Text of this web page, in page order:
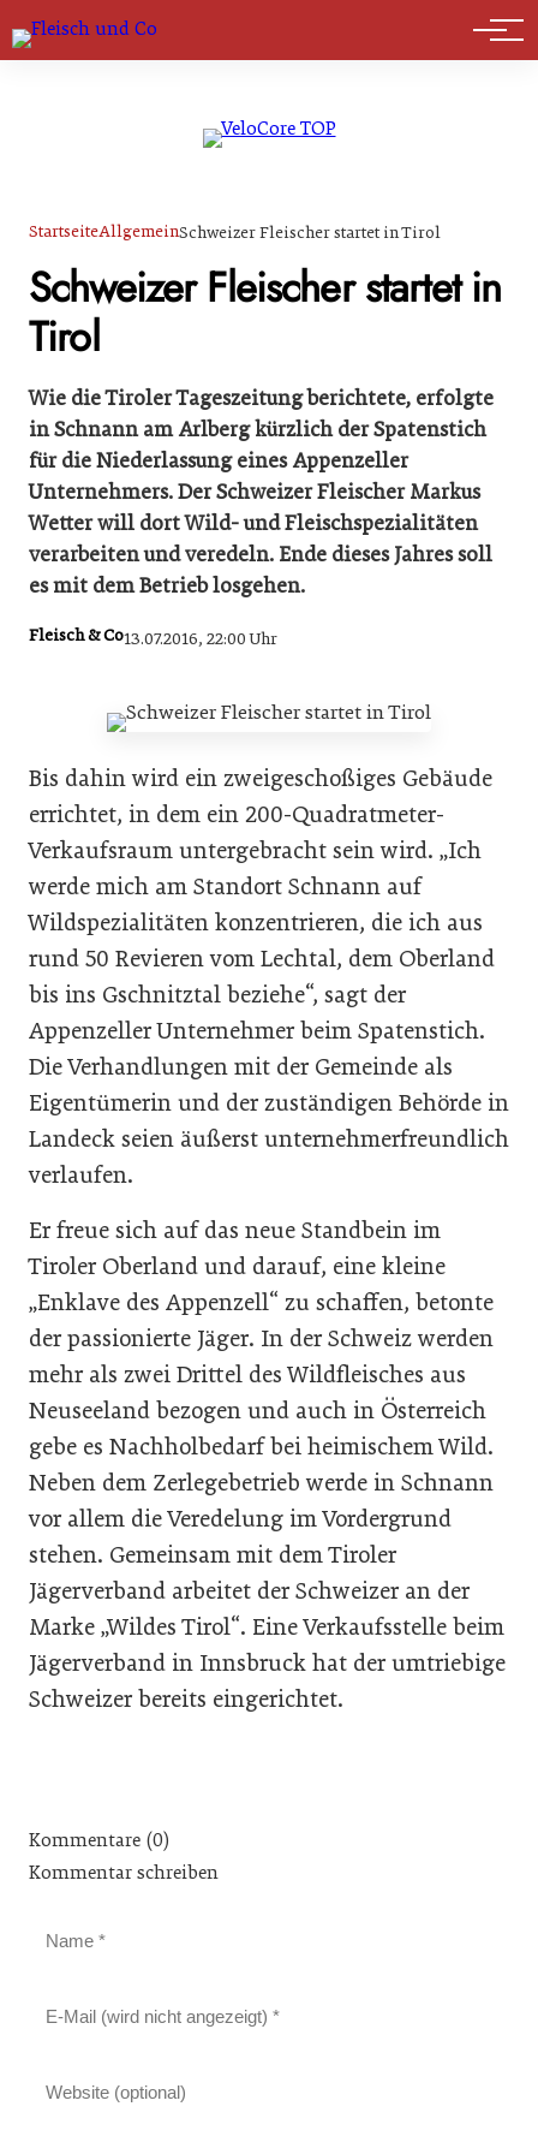
Marktführer
StartseiteAllgemeinSchweizer Fleischer startet in Tirol
Schweizer Fleischer startet in
Tirol
Wie die Tiroler Tageszeitung berichtete, erfolgte
in Schnann am Arlberg kürzlich der Spatenstich
für die Niederlassung eines Appenzeller
Unternehmers. Der Schweizer Fleischer Markus
Wetter will dort Wild- und Fleischspezialitäten
verarbeiten und veredeln. Ende dieses Jahres soll
es mit dem Betrieb losgehen.
Fleisch & Co13.07.2016, 22:00 Uhr
Bis dahin wird ein zweigeschoßiges Gebäude
errichtet, in dem ein 200-Quadratmeter-
Verkaufsraum untergebracht sein wird. „Ich
werde mich am Standort Schnann auf
Wildspezialitäten konzentrieren, die ich aus
rund 50 Revieren vom Lechtal, dem Oberland
bis ins Gschnitztal beziehe“, sagt der
Appenzeller Unternehmer beim Spatenstich.
Die Verhandlungen mit der Gemeinde als
Eigentümerin und der zuständigen Behörde in
Landeck seien äußerst unternehmerfreundlich
verlaufen.
Er freue sich auf das neue Standbein im
Tiroler Oberland und darauf, eine kleine
„Enklave des Appenzell“ zu schaffen, betonte
der passionierte Jäger. In der Schweiz werden
mehr als zwei Drittel des Wildfleisches aus
Neuseeland bezogen und auch in Österreich
gebe es Nachholbedarf bei heimischem Wild.
Neben dem Zerlegebetrieb werde in Schnann
vor allem die Veredelung im Vordergrund
stehen. Gemeinsam mit dem Tiroler
Jägerverband arbeitet der Schweizer an der
Marke „Wildes Tirol“. Eine Verkaufsstelle beim
Jägerverband in Innsbruck hat der umtriebige
Schweizer bereits eingerichtet.
Kommentare (0)
Kommentar schreiben